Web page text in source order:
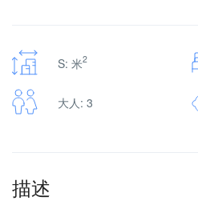
S: 米2
大人: 3
描述